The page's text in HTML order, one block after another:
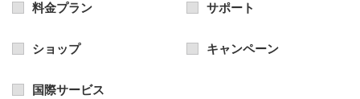
料金プラン サポート
ショップ キャンペーン
国際サービス